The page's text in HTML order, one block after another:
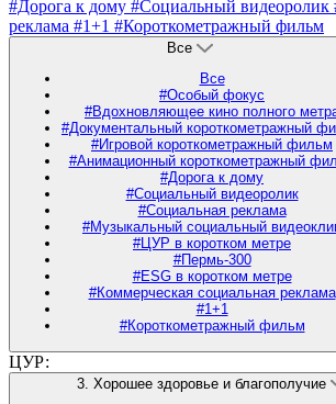
#Дорога к дому #Социальный видеоролик
реклама #1+1 #Короткометражный фильм
Все
Все
#Особый фокус
#Вдохновляющее кино полного
#Документальный короткометражный
#Игровой короткометражный фильм
#Анимационный короткометражный
#Дорога к дому
#Социальный видеоролик
#Социальная реклама
#Музыкальный социальный
#ЦУР в коротком метре
#Пермь-300
#ESG в коротком метре
#Коммерческая социальная реклама
#1+1
#Короткометражный фильм
ЦУР:
3. Хорошее здоровье и благополучие